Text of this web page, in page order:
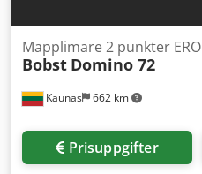
Kaunas 662 km
Mapplimare 2 punkter ERO
Bobst Domino 72
Prisuppgifter